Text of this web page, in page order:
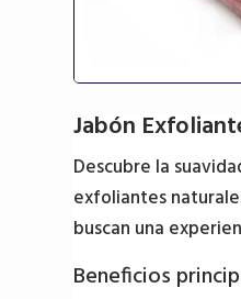
Jabón
Descubre la
exfoliantes
buscan una
Beneficios